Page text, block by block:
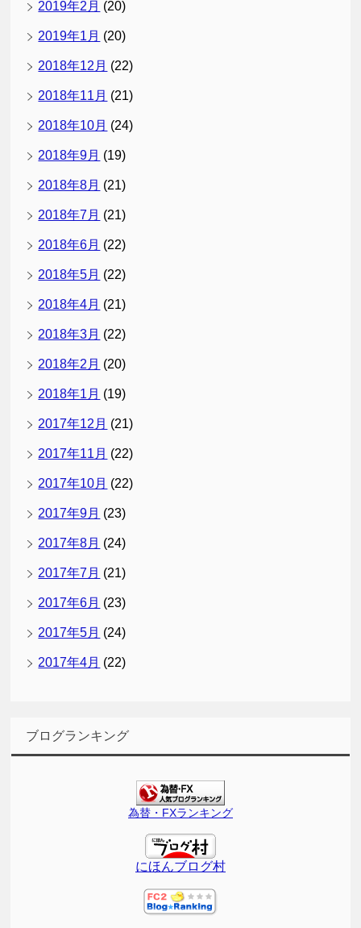
2019年2月 (20)
2019年1月 (20)
2018年12月 (22)
2018年11月 (21)
2018年10月 (24)
2018年9月 (19)
2018年8月 (21)
2018年7月 (21)
2018年6月 (22)
2018年5月 (22)
2018年4月 (21)
2018年3月 (22)
2018年2月 (20)
2018年1月 (19)
2017年12月 (21)
2017年11月 (22)
2017年10月 (22)
2017年9月 (23)
2017年8月 (24)
2017年7月 (21)
2017年6月 (23)
2017年5月 (24)
2017年4月 (22)
ブログランキング
為替・FXランキング
にほんブログ村